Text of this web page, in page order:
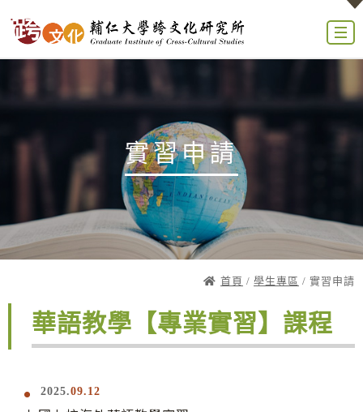
實習申請
首頁 / 學生專區 / 實習申請
華語教學【專業實習】課程
2025.09.12